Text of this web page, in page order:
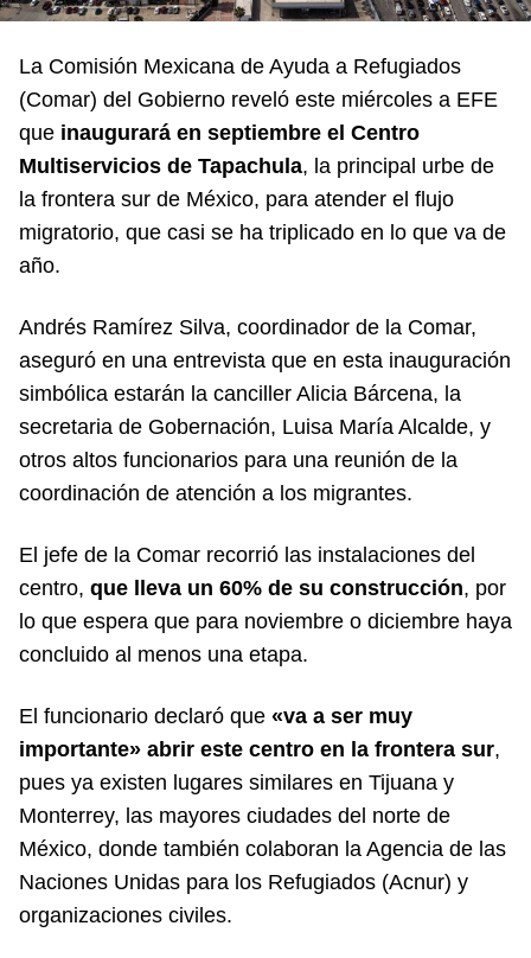
La Comisión Mexicana de Ayuda a Refugiados
(Comar) del Gobierno reveló este miércoles a EFE
que inaugurará en septiembre el Centro
Multiservicios de Tapachula, la principal urbe de
la frontera sur de México, para atender el flujo
migratorio, que casi se ha triplicado en lo que va de
año.
Andrés Ramírez Silva, coordinador de la Comar,
aseguró en una entrevista que en esta inauguración
simbólica estarán la canciller Alicia Bárcena, la
secretaria de Gobernación, Luisa María Alcalde, y
otros altos funcionarios para una reunión de la
coordinación de atención a los migrantes.
El jefe de la Comar recorrió las instalaciones del
centro, que lleva un 60% de su construcción, por
lo que espera que para noviembre o diciembre haya
concluido al menos una etapa.
El funcionario declaró que «va a ser muy
importante» abrir este centro en la frontera sur,
pues ya existen lugares similares en Tijuana y
Monterrey, las mayores ciudades del norte de
México, donde también colaboran la Agencia de las
Naciones Unidas para los Refugiados (Acnur) y
organizaciones civiles.